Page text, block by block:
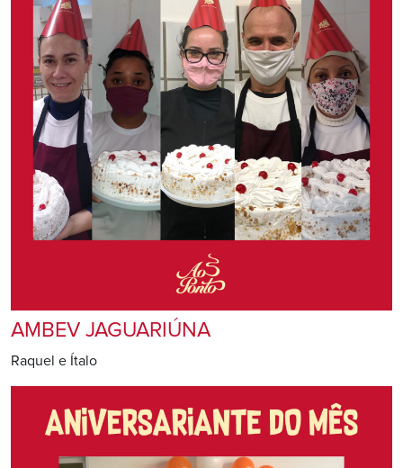
AMBEV JAGUARIÚNA
Raquel e Ítalo